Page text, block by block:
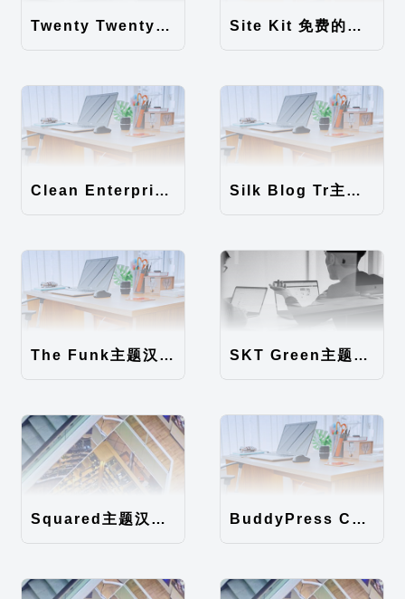
Twenty Twenty-Five 免费的WordPress内容主题 Site Kit 免费的WordPress数据统计插件
Clean Enterprise主题汉化包 Silk Blog Tr主题汉化包
The Funk主题汉化包 SKT Green主题汉化包
Squared主题汉化包 BuddyPress Colours主题汉化包